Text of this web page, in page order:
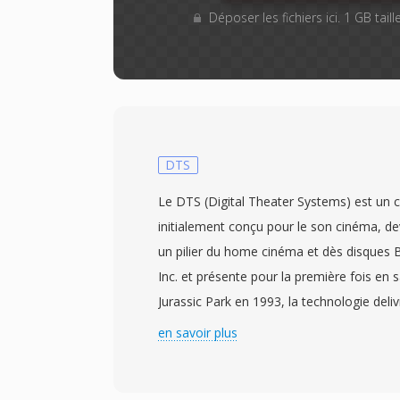
Déposer les fichiers ici. 1 GB
DTS
Le DTS (Digital Theater Systems) est un
initialement conçu pour le son cinéma,
un pilier du home cinéma et dès disques
Inc. et présente pour la première fois en
Jurassic Park en 1993, la technologie
canaux discrets de son surround à dès
en savoir plus